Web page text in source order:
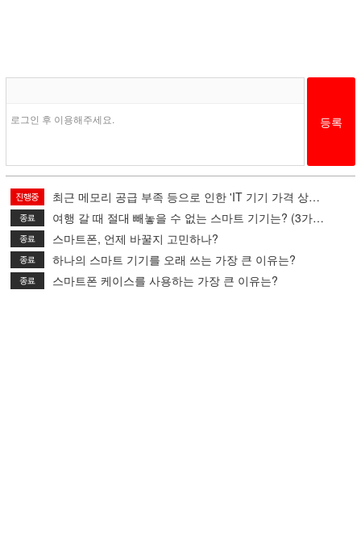
로그인 후 이용해주세요.
최근 메모리 공급 부족 등으로 인한 'IT 기기 가격 상승', 당신의 대책은?
여행 갈 때 절대 빼놓을 수 없는 스마트 기기는? (3가지 선택)
스마트폰, 언제 바꿀지 고민하나?
하나의 스마트 기기를 오래 쓰는 가장 큰 이유는?
스마트폰 케이스를 사용하는 가장 큰 이유는?